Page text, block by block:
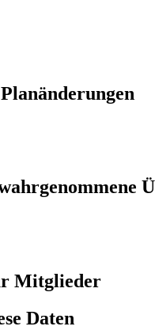
Mitglieder
Daten